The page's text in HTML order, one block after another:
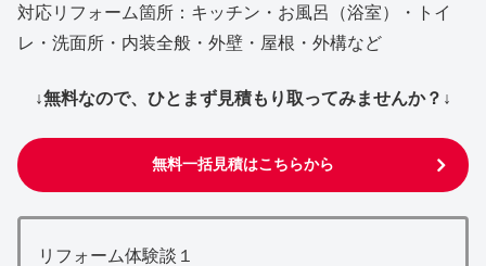
対応リフォーム箇所：キッチン・お風呂（浴室）・トイ
レ・洗面所・内装全般・外壁・屋根・外構など
↓無料なので、ひとまず見積もり取ってみませんか？↓
無料一括見積はこちらから
リフォーム体験談１